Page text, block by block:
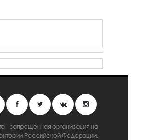
- запрещенная организация на
Российской Федерации.